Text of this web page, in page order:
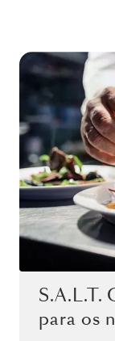
S.A.L.T.
para os